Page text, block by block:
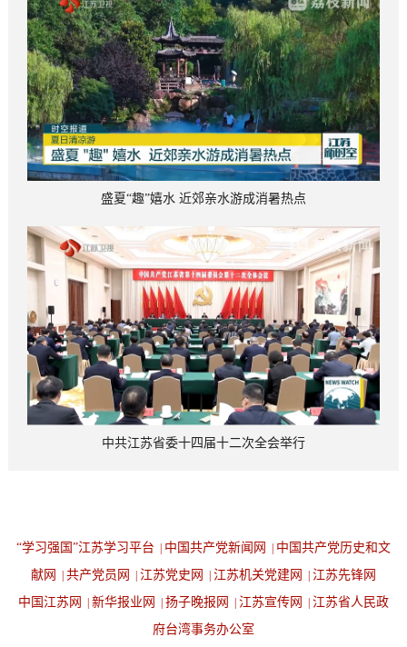
盛夏“趣”嬉水 近郊亲水游成消暑热点
中共江苏省委十四届十二次全会举行
“学习强国”江苏学习平台 中国共产党新闻网
中国共产党历史和文
献网
共产党员网 江苏党史网 江苏机关党建网
江苏先锋网
中国江苏网
新华报业网 扬子晚报网 江苏宣传网
江苏省人民政
府台湾事务办公室